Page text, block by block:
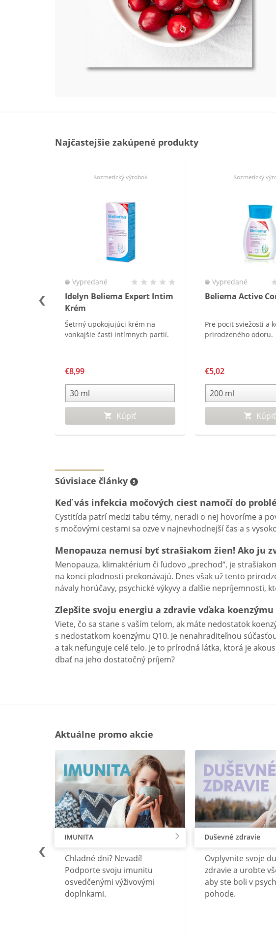
Najčastejšie zakúpené produkty
Kozmetický výrobok
Idelyn Beliema Expert Intim
Krém
Vypredané
Šetrný upokojujúci krém na
vonkajšie časti intímnych partií.
€8,99
Kúpiť
Kozmetický
Beliema Active
Vypredané
Pre pocit sviežosti a
prirodzeného odoru.
€5,02
Kúpiť
Súvisiace články 5
Keď vás infekcia močových ciest namočí do
Cystitída patrí medzi tabu témy, neradi o nej hovoríme a
s močovými cestami sa ozve v najnevhodnejší čas a s
Menopauza nemusí byť strašiakom žien! Ako ju
Menopauza, klimaktérium či ľudovo „prechod“, je
na konci plodnosti prekonávajú. Dnes však už tento
návaly horúčavy, psychické výkyvy a ďalšie nepríjemnosti,
Zlepšite svoju energiu a zdravie vďaka koenzýmu
Viete, čo sa stane s vaším telom, ak máte nedostatok
s nedostatkom koenzýmu Q10. Je nenahraditeľnou
a tak nefunguje celé telo. Je to prírodná látka, ktorá je
dbať na jeho dostatočný príjem?
Aktuálne promo akcie
IMUNITA
Chladné dni? Nevadí!
Podporte svoju imunitu
osvedčenými výživovými
doplnkami.
Duševné zdravie
Ovplyvnite svoje
zdravie a urobte
aby ste boli v
pohode.